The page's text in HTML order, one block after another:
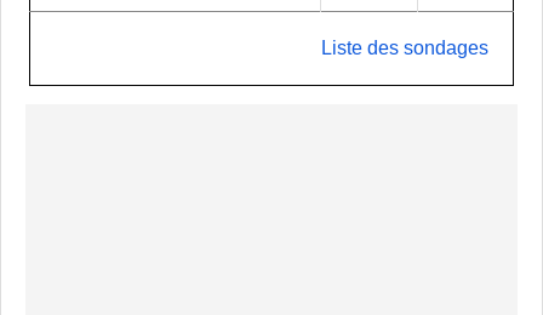
Liste des sondages